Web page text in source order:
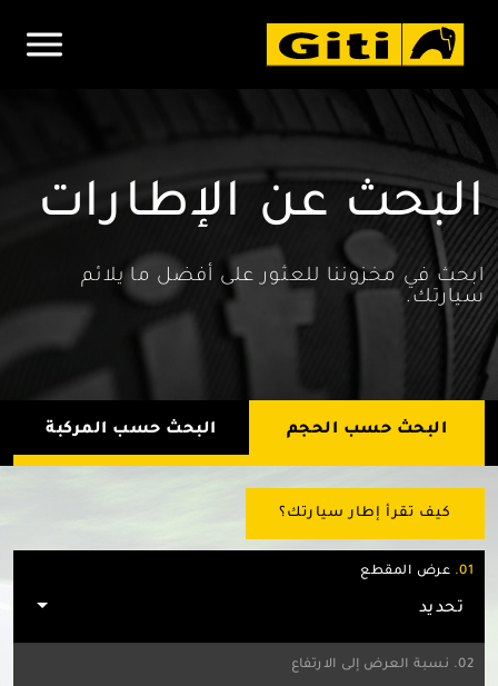
البحث عن الإطارات
ابحث في مخزوننا للعثور على أفضل ما يلائم
سيارتك.
البحث حسب الحجم البحث حسب المركبة
كيف تقرأ إطار سيارتك؟
01. عرض المقطع
تحديد
02. نسبة العرض إلى الارتفاع